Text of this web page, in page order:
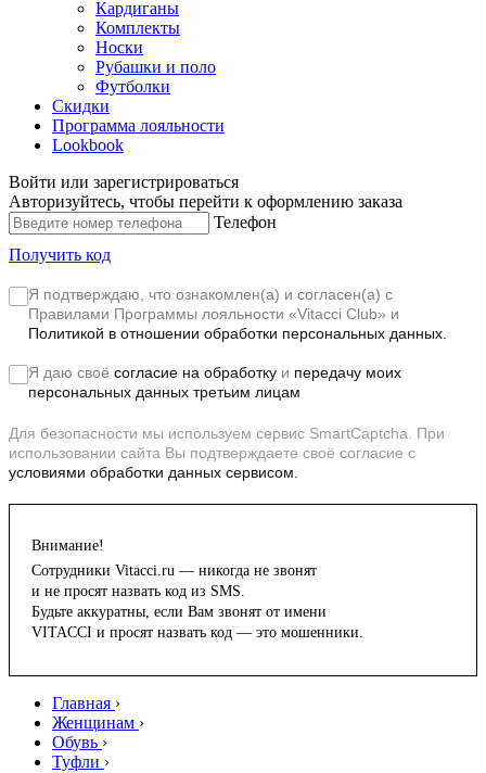
Кардиганы
Комплекты
Носки
Рубашки и поло
Футболки
Скидки
Программа лояльности
Lookbook
Войти или зарегистрироваться
Авторизуйтесь, чтобы перейти к оформлению заказа
Телефон
Получить код
Я подтверждаю, что ознакомлен(а) и согласен(а) с
Правилами Программы лояльности «Vitacci Club» и
Политикой в отношении обработки персональных данных.
Я даю своё согласие на обработку и передачу моих
персональных данных третьим лицам
Для безопасности мы используем сервис SmartCaptcha. При
использовании сайта Вы подтверждаете своё согласие с
условиями обработки данных сервисом.
Внимание!
Сотрудники Vitacci.ru — никогда не звонят
и не просят назвать код из SMS.
Будьте аккуратны, если Вам звонят от имени
VITACCI и просят назвать код — это мошенники.
Главная ›
Женщинам ›
Обувь ›
Туфли ›